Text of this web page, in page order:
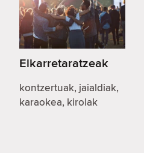
Elkarretaratzeak
kontzertuak, jaialdiak,
karaokea, kirolak